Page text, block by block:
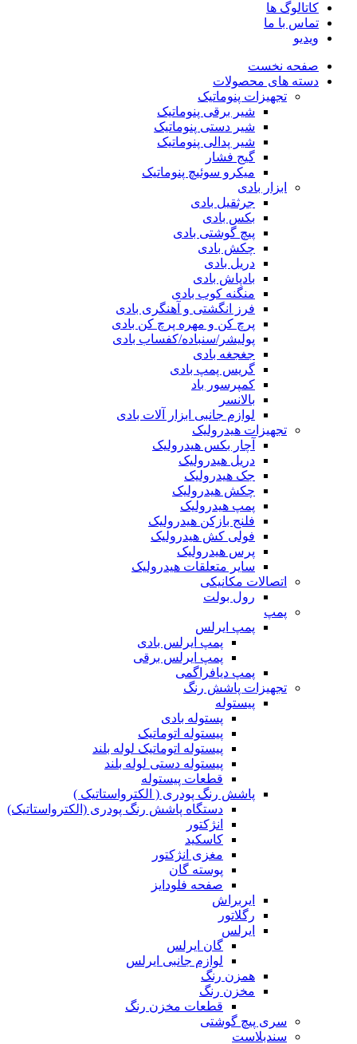
کاتالوگ ها
تماس با ما
ویدیو
صفحه نخست
دسته های محصولات
تجهیزات پنوماتیک
شیر برقی پنوماتیک
شیر دستی پنوماتیک
شیر پدالی پنوماتیک
گیج فشار
میکرو سوئیچ پنوماتیک
ابزار بادی
جرثقیل بادی
بکس بادی
پیچ گوشتی بادی
چکش بادی
دریل بادی
بادپاش بادی
منگنه کوب بادی
فرز انگشتی و آهنگری بادی
پرچ کن و مهره پرچ کن بادی
پولیشر/سنباده/کفساب بادی
جغجغه بادی
گریس پمپ بادی
کمپرسور باد
بالانسر
لوازم جانبی ابزار آلات بادی
تجهیزات هیدرولیک
آچار بکس هیدرولیک
دریل هیدرولیک
جک هیدرولیک
چکش هیدرولیک
پمپ هیدرولیک
فلنج بازکن هیدرولیک
فولی کش هیدرولیک
پرس هیدرولیک
سایر متعلقات هیدرولیک
اتصالات مکانیکی
رول بولت
پمپ
پمپ ایرلس
پمپ ایرلس بادی
پمپ ایرلس برقی
پمپ دیافراگمی
تجهیزات پاشش رنگ
پیستوله
پستوله بادی
پیستوله اتوماتیک
پیستوله اتوماتیک لوله بلند
پیستوله دستی لوله بلند
قطعات پیستوله
پاشش رنگ پودری ( الکترواستاتیک )
دستگاه پاشش رنگ پودری (الکترواستاتیک)
انژکتور
کاسکید
مغزی انژکتور
پوسته گان
صفحه فلودایز
ایربراش
رگلاتور
ایرلس
گان ایرلس
لوازم جانبی ایرلس
همزن رنگ
مخزن رنگ
قطعات مخزن رنگ
سری پیچ گوشتی
سندبلاست